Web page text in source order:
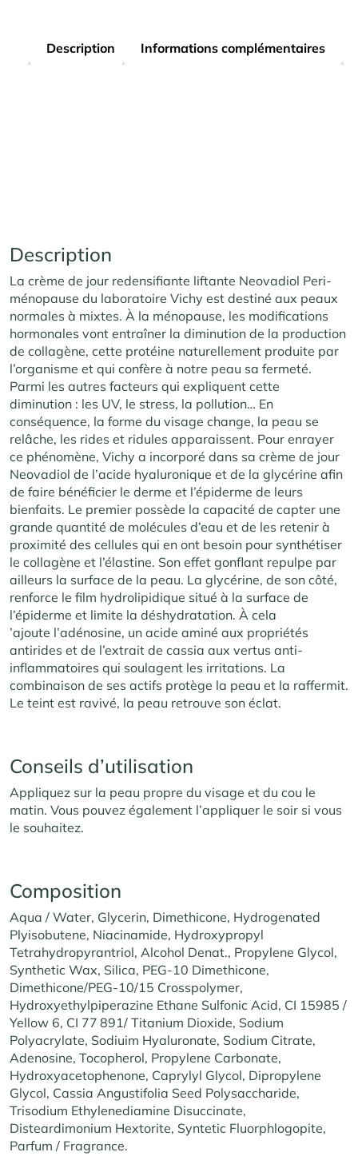
Description Informations complémentaires
Description
La crème de jour redensifiante liftante Neovadiol Peri-
ménopause du laboratoire Vichy est destiné aux peaux
normales à mixtes. À la ménopause, les modifications
hormonales vont entraîner la diminution de la production
de collagène, cette protéine naturellement produite par
l’organisme et qui confère à notre peau sa fermeté.
Parmi les autres facteurs qui expliquent cette
diminution : les UV, le stress, la pollution… En
conséquence, la forme du visage change, la peau se
relâche, les rides et ridules apparaissent. Pour enrayer
ce phénomène, Vichy a incorporé dans sa crème de jour
Neovadiol de l’acide hyaluronique et de la glycérine afin
de faire bénéficier le derme et l’épiderme de leurs
bienfaits. Le premier possède la capacité de capter une
grande quantité de molécules d’eau et de les retenir à
proximité des cellules qui en ont besoin pour synthétiser
le collagène et l’élastine. Son effet gonflant repulpe par
ailleurs la surface de la peau. La glycérine, de son côté,
renforce le film hydrolipidique situé à la surface de
l’épiderme et limite la déshydratation. À cela
’ajoute l’adénosine, un acide aminé aux propriétés
antirides et de l’extrait de cassia aux vertus anti-
inflammatoires qui soulagent les irritations. La
combinaison de ses actifs protège la peau et la raffermit.
Le teint est ravivé, la peau retrouve son éclat.
Conseils d’utilisation
Appliquez sur la peau propre du visage et du cou le
matin. Vous pouvez également l’appliquer le soir si vous
le souhaitez.
Composition
Aqua / Water, Glycerin, Dimethicone, Hydrogenated
Plyisobutene, Niacinamide, Hydroxypropyl
Tetrahydropyrantriol, Alcohol Denat., Propylene Glycol,
Synthetic Wax, Silica, PEG-10 Dimethicone,
Dimethicone/PEG-10/15 Crosspolymer,
Hydroxyethylpiperazine Ethane Sulfonic Acid, CI 15985 /
Yellow 6, CI 77 891/ Titanium Dioxide, Sodium
Polyacrylate, Sodiuim Hyaluronate, Sodium Citrate,
Adenosine, Tocopherol, Propylene Carbonate,
Hydroxyacetophenone, Caprylyl Glycol, Dipropylene
Glycol, Cassia Angustifolia Seed Polysaccharide,
Trisodium Ethylenediamine Disuccinate,
Disteardimonium Hextorite, Syntetic Fluorphlogopite,
Parfum / Fragrance.